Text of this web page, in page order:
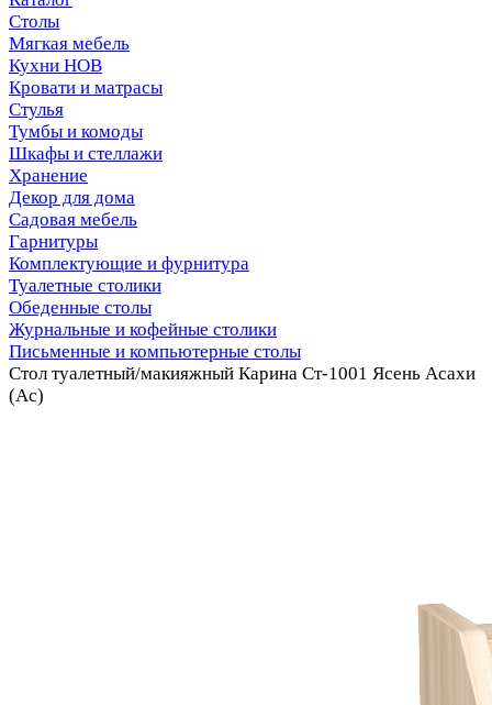
Столы
Мягкая мебель
Кухни НОВ
Кровати и матрасы
Стулья
Тумбы и комоды
Шкафы и стеллажи
Хранение
Декор для дома
Садовая мебель
Гарнитуры
Комплектующие и фурнитура
Туалетные столики
Обеденные столы
Журнальные и кофейные столики
Письменные и компьютерные столы
Стол туалетный/макияжный Карина Ст-1001 Ясень Асахи
(Ас)